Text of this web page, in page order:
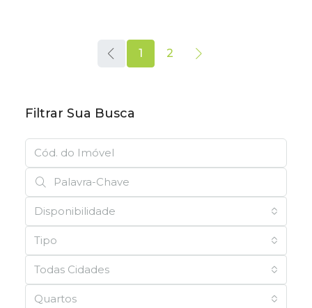
1 2
Filtrar Sua Busca
Disponibilidade
Tipo
Todas Cidades
Quartos